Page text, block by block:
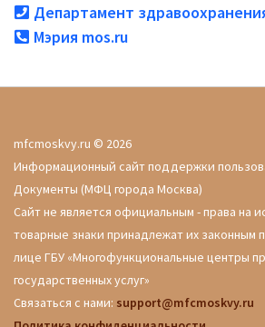
Департамент
Мэрия mos.ru
mfcmoskvy.ru © 2026
Информационный сайт поддержки
Документы (МФЦ города Москва)
Сайт не является официальным - права на
товарные знаки принадлежат их законным
лице ГБУ «Многофункциональные центры
государственных услуг»
Связаться с нами: support@mfcmoskvy.ru